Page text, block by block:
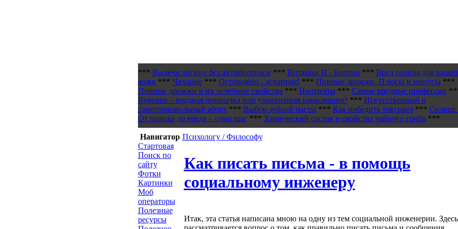
*** Вылечи ангину без антибиотиков *** Витамин H - Биотин *** Вред солнца для вашей
кожи *** Чихание*** Осторожно - аспартам! *** Пивные дрожжи. Плюсы и минусы***
Пивные дрожжи и их лечебные свойства *** Ноотропы*** Самые вредные профессии
Курение – вредная привычка или узаконенная наркомания?*** Искусственный и
самопроизвольный аборт*** Выбор зубной пасты*** Как победить токсикоз*** Солнце
От пользы до вреда – один шаг*** Химический состав и свойства чайного гриба ***
Навигатор
Стартовая
Поиск по
сайту
Фотки
Картинки
Моб
операторы
Полезные
ресурсы
Психологу / Философу
Как писать письма - в помощь
социальному инженеру
Итак, эта статья написана мною на одну из тем социальной инженерии. Здесь